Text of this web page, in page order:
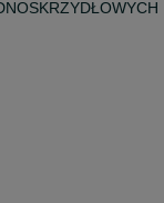
"120", "130",